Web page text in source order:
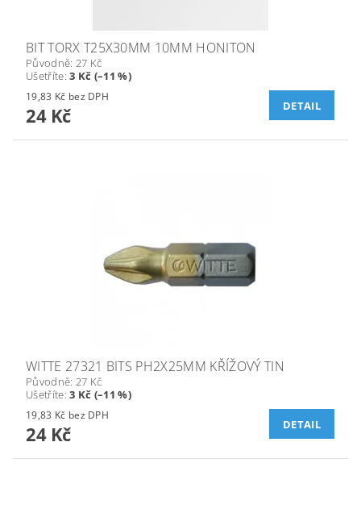
BIT TORX T25X30MM 10MM HONITON
Původně: 27 Kč
Ušetříte:3 Kč (–11 %)
19,83 Kč bez DPH
24 Kč DETAIL
WITTE 27321 BITS PH2X25MM KŘÍŽOVÝ TIN
Původně: 27 Kč
Ušetříte:3 Kč (–11 %)
19,83 Kč bez DPH
24 Kč DETAIL